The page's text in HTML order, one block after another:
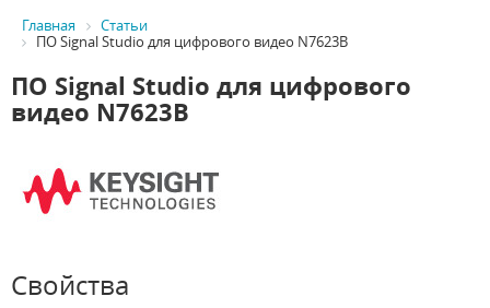
Главная
Статьи
ПО Signal Studio для цифрового видео N7623B
ПО Signal Studio для цифрового
видео N7623B
Свойства